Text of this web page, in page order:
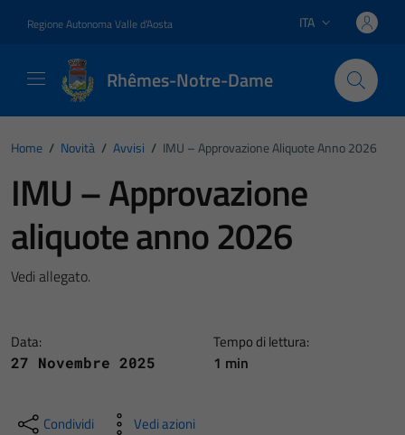
Regione Autonoma Valle d'Aosta Lingua attiva:
ITA
Rhêmes-Notre-Dame
Home / Novità / Avvisi / IMU – Approvazione Aliquote Anno 2026
IMU – Approvazione
aliquote anno 2026
Vedi allegato.
Data:
27 Novembre 2025
Tempo di lettura:
1 min
Condividi Vedi azioni